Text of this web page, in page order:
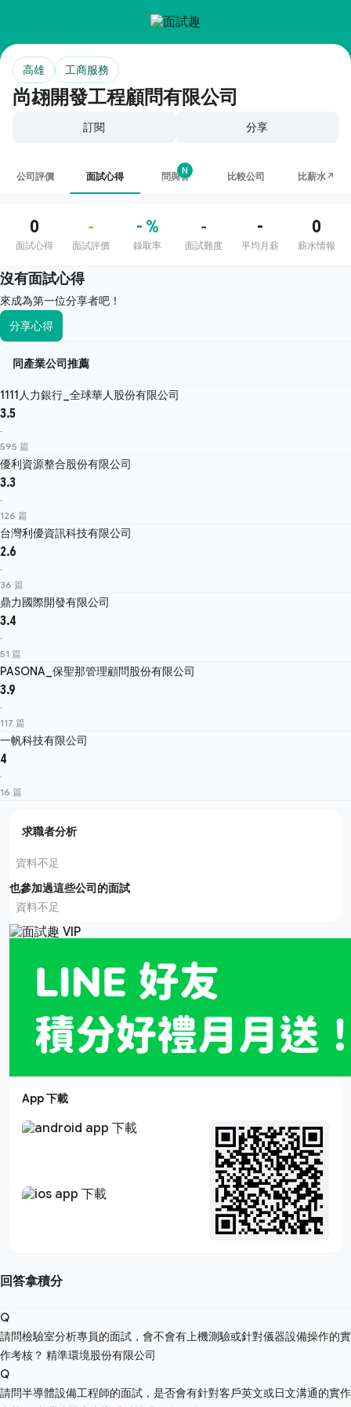
尚翃開發工程顧問有限公司
高雄 工商服務
訂閱 分享
公司評價 面試心得 問與答
N
比較公司 比薪水↗
0
面試心得
-
面試評價
- %
錄取率
-
面試難度
-
平均月薪
0
薪水情報
沒有面試心得
來成為第一位分享者吧！
分享心得
同產業公司推薦
1111人力銀行_全球華人股份有限公司
3.5
·
595 篇
優利資源整合股份有限公司
3.3
·
126 篇
台灣利優資訊科技有限公司
2.6
·
36 篇
鼎力國際開發有限公司
3.4
·
51 篇
PASONA_保聖那管理顧問股份有限公司
3.9
·
117 篇
一帆科技有限公司
4
·
16 篇
求職者分析
資料不足
也參加過這些公司的面試
資料不足
App 下載
回答拿積分
Q
請問檢驗室分析專員的面試，會不會有上機測驗或針對儀器設備操作的實
作考核？ 精準環境股份有限公司
Q
請問半導體設備工程師的面試，是否會有針對客戶英文或日文溝通的實作